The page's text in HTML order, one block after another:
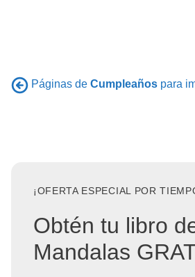
Páginas de Cumpleaños para
¡OFERTA ESPECIAL POR
Obtén tu libro
Mandalas